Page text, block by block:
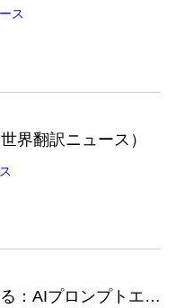
ス
界翻訳ニュース）
AIで継続的改善を推進する：AIプロンプトエンジニアリングへの品質思考の適用-2（品証品管ニュース）